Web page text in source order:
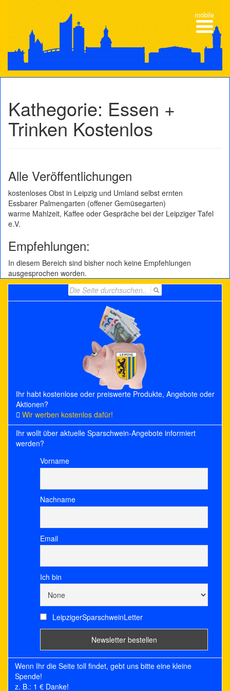
Kathegorie: Essen +
Trinken Kostenlos
Alle Veröffentlichungen
kostenloses Obst in Leipzig und Umland selbst ernten
Essbarer Palmengarten (offener Gemüsegarten)
warme Mahlzeit, Kaffee oder Gespräche bei der Leipziger Tafel
e.V.
Empfehlungen:
In diesem Bereich sind bisher noch keine Empfehlungen
ausgesprochen worden.
for:
Ihr habt kostenlose oder preiswerte Produkte, Angebote oder
Aktionen?
Wir werben kostenlos dafür!
Ihr wollt über aktuelle Sparschwein-Angebote informiert
werden?
Vorname
Nachname
Email
Ich bin
LeipzigerSparschweinLetter
Wenn Ihr die Seite toll findet, gebt uns bitte eine kleine
Spende!
z. B.: 1 € Danke!
mobile